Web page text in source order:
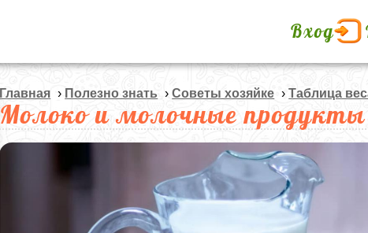
Вход
Главная › Полезно знать ›Советы хозяйке ›Таблица
Молоко и молочные продукты